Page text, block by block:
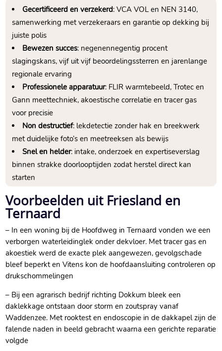
Gecertificeerd en verzekerd: VCA VOL en NEN 3140,
samenwerking met verzekeraars en garantie op dekking bij
juiste polis
Bewezen succes: negenennegentig procent
slagingskans, vijf uit vijf beoordelingssterren en jarenlange
regionale ervaring
Professionele apparatuur: FLIR warmtebeeld, Trotec en
Gann meettechniek, akoestische correlatie en tracer gas
voor precisie
Non destructief: lekdetectie zonder hak en breekwerk
met duidelijke foto’s en meetreeksen als bewijs
Snel en helder: intake, onderzoek en expertiseverslag
binnen strakke doorlooptijden zodat herstel direct kan
starten
Voorbeelden uit Friesland en
Ternaard
– In een woning bij de Hoofdweg in Ternaard vonden we een
verborgen waterleidinglek onder dekvloer. Met tracer gas en
akoestiek werd de exacte plek aangewezen, gevolgschade
bleef beperkt en Vitens kon de hoofdaansluiting controleren op
drukschommelingen
– Bij een agrarisch bedrijf richting Dokkum bleek een
daklekkage ontstaan door storm en zoutspray vanaf
Waddenzee. Met rooktest en endoscopie in de dakkapel zijn de
falende naden in beeld gebracht waarna een gerichte reparatie
volgde